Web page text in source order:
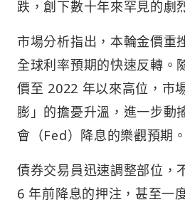
跌，創下數十年來罕見的劇
市場分析指出，本輪金價重
全球利率預期的快速反轉。
價至 2022 年以來高位，市
膨」的擔憂升溫，進一步動
會（Fed）降息的樂觀預期。
債券交易員迅速調整部位，
6 年前降息的押注，甚至一